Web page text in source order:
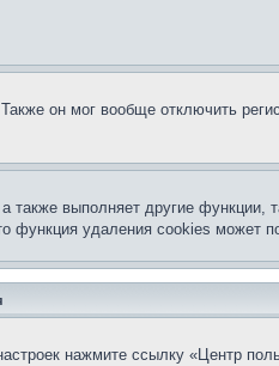
он мог вообще отключить
выполняет другие функции,
функция удаления cookies может
нажмите ссылку «Центр